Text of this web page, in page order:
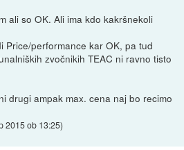
ali so OK. Ali ima kdo kakršnekoli
Price/performance kar OK, pa tud
zvočnikih TEAC ni ravno tisto
drugi ampak max. cena naj bo recimo
2015 ob 13:25)